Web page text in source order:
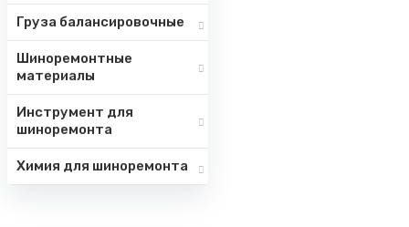
Груза балансировочные
Шиноремонтные
материалы
Инструмент для
шиноремонта
Химия для шиноремонта